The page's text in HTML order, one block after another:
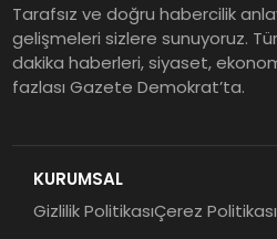
Tarafsız ve doğru habercilik
gelişmeleri sizlere sunuyoruz.
dakika haberleri, siyaset,
fazlası Gazete Demokrat’ta.
KURUMSAL
Gizlilik PolitikasıÇerez Politikası